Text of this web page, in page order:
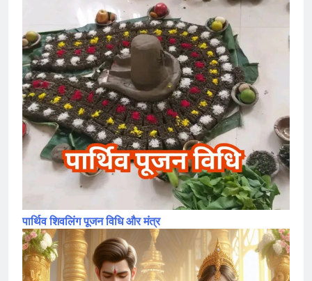
पार्थिव शिवलिंग पूजन विधि और मंत्र